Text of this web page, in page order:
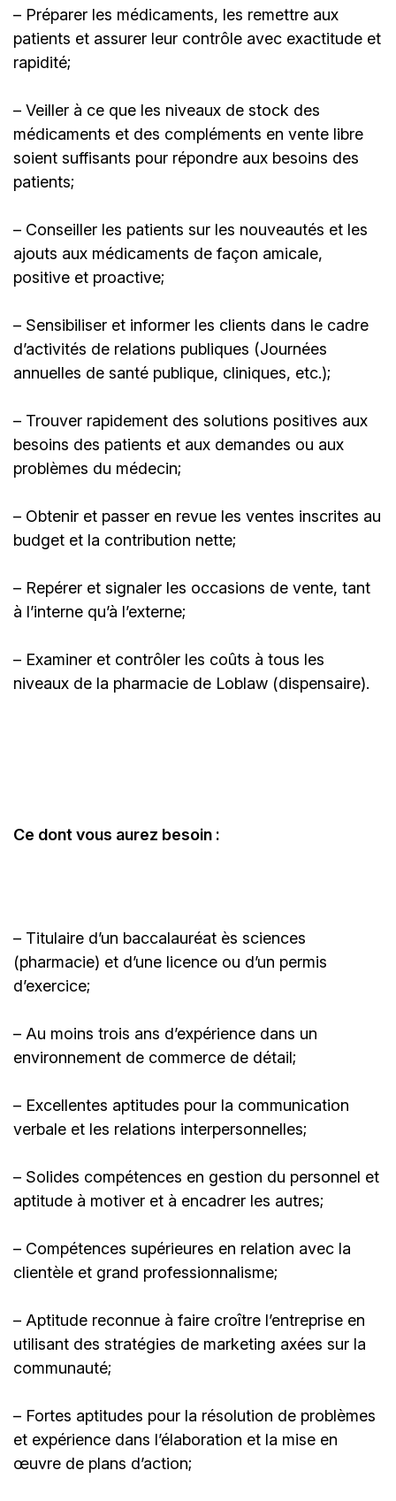
– Préparer les médicaments, les remettre aux
patients et assurer leur contrôle avec exactitude et
rapidité;
– Veiller à ce que les niveaux de stock des
médicaments et des compléments en vente libre
soient suffisants pour répondre aux besoins des
patients;
– Conseiller les patients sur les nouveautés et les
ajouts aux médicaments de façon amicale,
positive et proactive;
– Sensibiliser et informer les clients dans le cadre
d’activités de relations publiques (Journées
annuelles de santé publique, cliniques, etc.);
– Trouver rapidement des solutions positives aux
besoins des patients et aux demandes ou aux
problèmes du médecin;
– Obtenir et passer en revue les ventes inscrites au
budget et la contribution nette;
– Repérer et signaler les occasions de vente, tant
à l’interne qu’à l’externe;
– Examiner et contrôler les coûts à tous les
niveaux de la pharmacie de Loblaw (dispensaire).
Ce dont vous aurez besoin :
– Titulaire d’un baccalauréat ès sciences
(pharmacie) et d’une licence ou d’un permis
d’exercice;
– Au moins trois ans d’expérience dans un
environnement de commerce de détail;
– Excellentes aptitudes pour la communication
verbale et les relations interpersonnelles;
– Solides compétences en gestion du personnel et
aptitude à motiver et à encadrer les autres;
– Compétences supérieures en relation avec la
clientèle et grand professionnalisme;
– Aptitude reconnue à faire croître l’entreprise en
utilisant des stratégies de marketing axées sur la
communauté;
– Fortes aptitudes pour la résolution de problèmes
et expérience dans l’élaboration et la mise en
œuvre de plans d’action;